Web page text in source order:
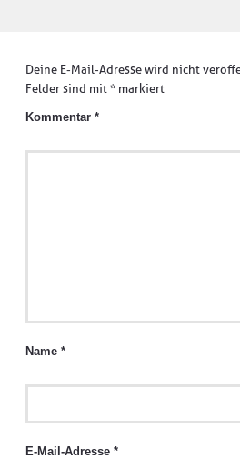
Deine E-Mail-Adresse wird nicht
Felder sind mit *markiert
Kommentar *
Name *
E-Mail-Adresse *